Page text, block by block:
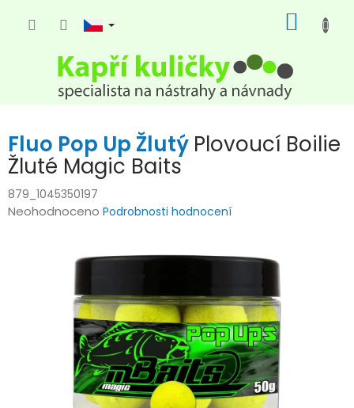
KOŠÍK
Fluo Pop Up Žlutý Plovoucí Boilie
Žluté Magic Baits
879_1045350197
Průměrné
Neohodnoceno Podrobnosti hodnocení